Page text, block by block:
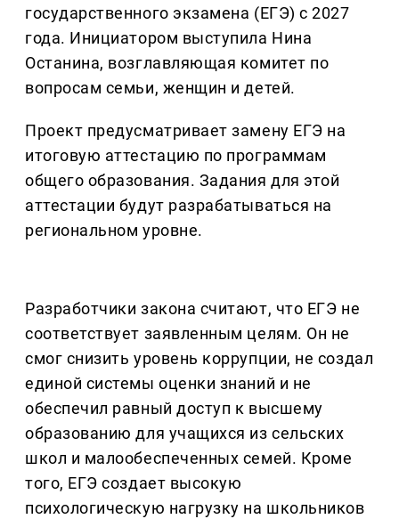
государственного экзамена (ЕГЭ) с 2027
года. Инициатором выступила Нина
Останина, возглавляющая комитет по
вопросам семьи, женщин и детей.
Проект предусматривает замену ЕГЭ на
итоговую аттестацию по программам
общего образования. Задания для этой
аттестации будут разрабатываться на
региональном уровне.
Разработчики закона считают, что ЕГЭ не
соответствует заявленным целям. Он не
смог снизить уровень коррупции, не создал
единой системы оценки знаний и не
обеспечил равный доступ к высшему
образованию для учащихся из сельских
школ и малообеспеченных семей. Кроме
того, ЕГЭ создает высокую
психологическую нагрузку на школьников